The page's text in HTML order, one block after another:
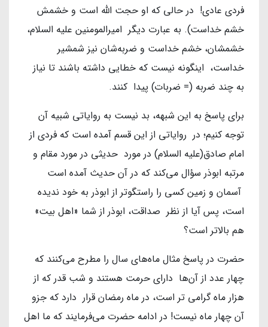
فردی عادی! در حالی که او حجت الله است و خشمش
خشم خداست). به عبارت دیگر امیرالمومنین علیه السلام،
خشمشان، خشم خداست و ضربه‌شان نیز شمشیر
خداست، اینگونه نیست که خطایی داشته باشند تا نیاز
به چند ضربه (= ضربات) پیدا کنند.
برای پاسخ به این شبهه، بد نیست به روایاتی شبیه آن
توجه کنیم؛ در روایاتی از این قسم آمده است که فردی از
امام صادق(علیه السلام) در مورد حدیثی در مورد مقام و
مرتبه ابوذر سؤال می‌کند که در آن حدیث آمده است
آسمان و زمین کسی را راستگوتر از ابوذر به خود ندیده‌
است، پس آیا از نظر صداقت، ابوذر از شما «اهل بیت»
هم بالاتر است؟
حضرت در پاسخ مثال ماه‌های سال را مطرح می‌کنند که
چهار عدد از آن‌ها دارای حرمت هستند و شب قدر که از
هزار ماه گرامی تر است، در ماه رمضان قرار دارد که جزو
آن چهار ماه نیست! در ادامه حضرت می‌فرمایند که ما اهل